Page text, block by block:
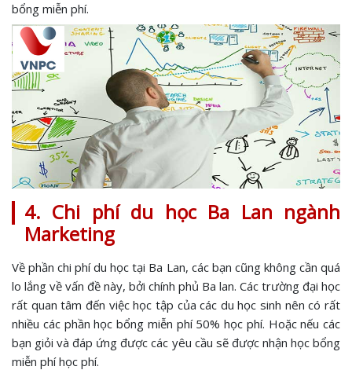
bổng miễn phí.
4. Chi phí du học Ba Lan ngành
Marketing
Về phần chi phí du học tại Ba Lan, các bạn cũng không cần quá
lo lắng về vấn đề này, bởi chính phủ Ba lan. Các trường đại học
rất quan tâm đến việc học tập của các du học sinh nên có rất
nhiều các phần học bổng miễn phí 50% học phí. Hoặc nếu các
bạn giỏi và đáp ứng được các yêu cầu sẽ được nhận học bổng
miễn phí học phí.